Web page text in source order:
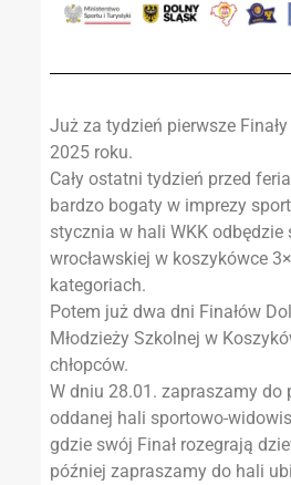
Już za tydzień pierwsze
2025 roku.
Cały ostatni tydzień przed
bardzo bogaty w imprezy
stycznia w hali WKK odbędzie
wrocławskiej w koszykówce
kategoriach.
Potem już dwa dni Finałów
Młodzieży Szkolnej w
chłopców.
W dniu 28.01. zapraszamy do
oddanej hali sportowo-
gdzie swój Finał rozegrają
później zapraszamy do hali